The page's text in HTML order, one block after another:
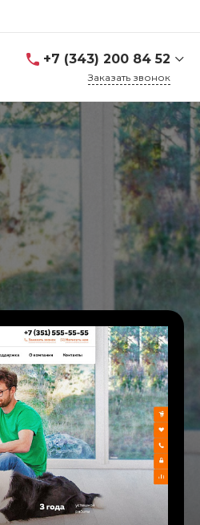
+7 (343) 200 84 52
+7 (952) 139-84-52
Заказать звонок